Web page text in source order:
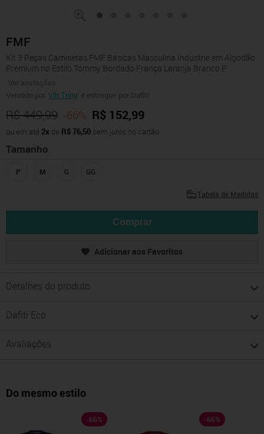
FMF
Kit 3 Peças Camisetas FMF Básicas Masculina Industrie em Algodão
Premium no Estilo Tommy Bordado França Laranja Branco P
Ver avaliações
Vendido por Vih Triny e entregue por Dafiti
R$ 449,99 -66% R$ 152,99
ou em até 2x de R$ 76,50 sem juros no cartão
Tamanho
P M G GG
Tabela de Medidas
Comprar
Adicionar aos Favoritos
Detalhes do produto
Dafiti Eco
Avaliações
Do mesmo estilo
-66% -66%